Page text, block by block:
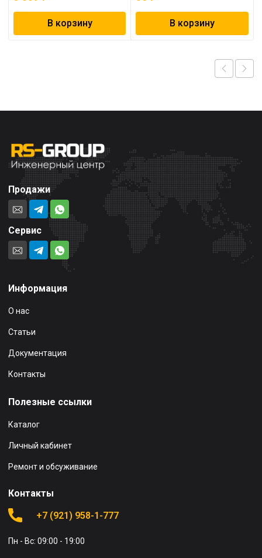
В корзину В корзину
Продажи
Сервис
Информация
О нас
Статьи
Документация
Контакты
Полезные ссылки
Каталог
Личный кабинет
Ремонт и обсуживание
Контакты
+7 (921) 958-1-777
Пн - Вс: 09:00 - 19:00